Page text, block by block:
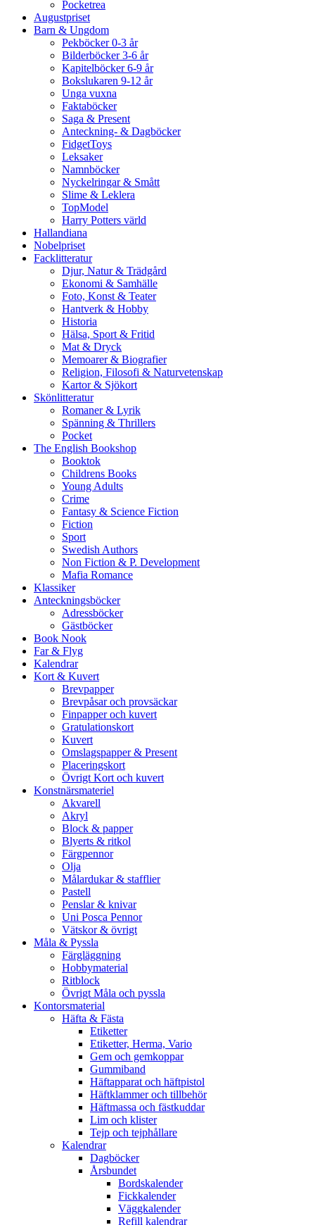
Pocketrea
Augustpriset
Barn & Ungdom
Pekböcker 0-3 år
Bilderböcker 3-6 år
Kapitelböcker 6-9 år
Bokslukaren 9-12 år
Unga vuxna
Faktaböcker
Saga & Present
Anteckning- & Dagböcker
FidgetToys
Leksaker
Namnböcker
Nyckelringar & Smått
Slime & Leklera
TopModel
Harry Potters värld
Hallandiana
Nobelpriset
Facklitteratur
Djur, Natur & Trädgård
Ekonomi & Samhälle
Foto, Konst & Teater
Hantverk & Hobby
Historia
Hälsa, Sport & Fritid
Mat & Dryck
Memoarer & Biografier
Religion, Filosofi & Naturvetenskap
Kartor & Sjökort
Skönlitteratur
Romaner & Lyrik
Spänning & Thrillers
Pocket
The English Bookshop
Booktok
Childrens Books
Young Adults
Crime
Fantasy & Science Fiction
Fiction
Sport
Swedish Authors
Non Fiction & P. Development
Mafia Romance
Klassiker
Anteckningsböcker
Adressböcker
Gästböcker
Book Nook
Far & Flyg
Kalendrar
Kort & Kuvert
Brevpapper
Brevpåsar och provsäckar
Finpapper och kuvert
Gratulationskort
Kuvert
Omslagspapper & Present
Placeringskort
Övrigt Kort och kuvert
Konstnärsmateriel
Akvarell
Akryl
Block & papper
Blyerts & ritkol
Färgpennor
Olja
Målardukar & stafflier
Pastell
Penslar & knivar
Uni Posca Pennor
Vätskor & övrigt
Måla & Pyssla
Färgläggning
Hobbymaterial
Ritblock
Övrigt Måla och pyssla
Kontorsmaterial
Häfta & Fästa
Etiketter
Etiketter, Herma, Vario
Gem och gemkoppar
Gummiband
Häftapparat och häftpistol
Häftklammer och tillbehör
Häftmassa och fästkuddar
Lim och klister
Tejp och tejphållare
Kalendrar
Dagböcker
Årsbundet
Bordskalender
Fickkalender
Väggkalender
Refill kalendrar